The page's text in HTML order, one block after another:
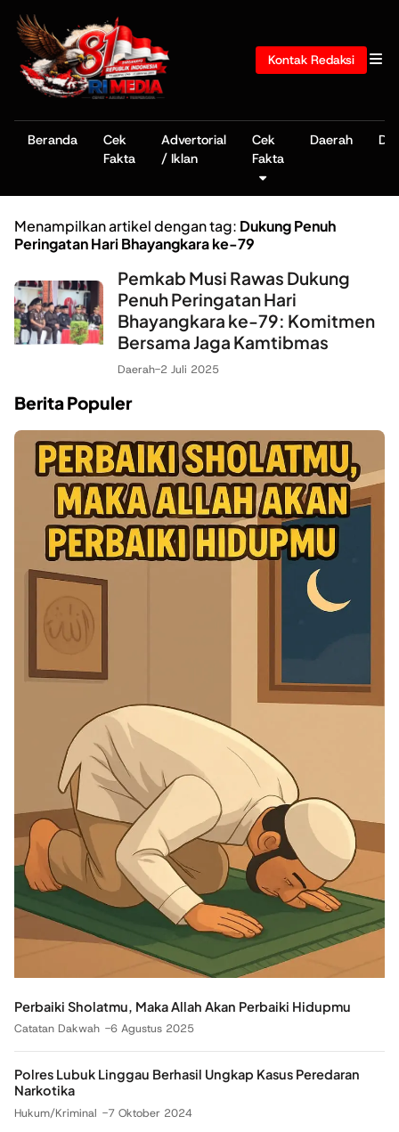
Kontak Redaksi
Beranda
Cek
Fakta
Advertorial
/ Iklan
Cek
Fakta
Daerah
Menampilkan artikel dengan tag: Dukung Penuh
Peringatan Hari Bhayangkara ke-79
Pemkab Musi Rawas Dukung
Penuh Peringatan Hari
Bhayangkara ke-79: Komitmen
Bersama Jaga Kamtibmas
Daerah-2 Juli 2025
Berita Populer
Perbaiki Sholatmu, Maka Allah Akan Perbaiki Hidupmu
Catatan Dakwah 6 Agustus 2025
Polres Lubuk Linggau Berhasil Ungkap Kasus Peredaran
Narkotika
Hukum/Kriminal 7 Oktober 2024